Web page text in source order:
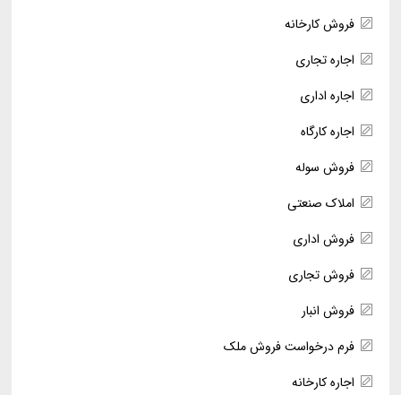
فروش کارخانه
اجاره تجاری
اجاره اداری
اجاره کارگاه
فروش سوله
املاک صنعتی
فروش اداری
فروش تجاری
فروش انبار
فرم درخواست فروش ملک
اجاره کارخانه